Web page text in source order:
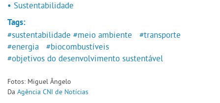
• Sustentabilidade
Tags:
#sustentabilidade #meio ambiente
#transporte
#energia
#biocombustíveis
#objetivos do desenvolvimento sustentável
Fotos: Miguel Ângelo
Da Agência CNI de Notícias